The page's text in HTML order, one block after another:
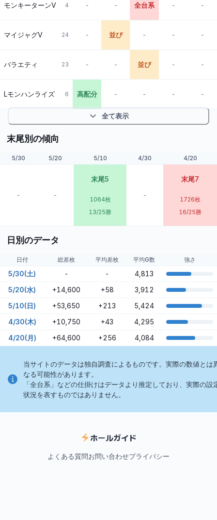
モンキーターンV 4 - - 全台系 - -
マイジャグV 24 - 並び - - -
バラエティ 23 - - 並び - -
Lモンハンライズ 6 高配分 - - - -
全て表示
末尾別の傾向
5/30 5/20 5/10 4/30 4/20
- -
末尾5
1064枚
13/25勝
-
末尾7
1726枚
16/25勝
日別のデータ
日付 総差枚 平均差枚 平均G数 強さ
5/30(土) - -
4,813
5/20(水)
+14,600 +58
3,912
5/10(日)
+53,650 +213
5,424
4/30(木)
+10,750 +43
4,295
4/20(月)
+64,600 +256 4,084
当サイトのデータは独自調査によるものです。実際の数値とは
なる可能性があります。
「全台系」などの仕掛けはデータより推定しており、実際の設
状況を表すものではありません。
ホールガイド
よくある質問お問い合わせプライバシー